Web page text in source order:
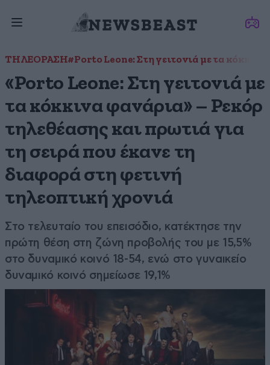
ΤΗΛΕΟΡΑΣΗ#Porto Leone: Στη γειτονιά με τα
«Porto Leone: Στη γειτονιά με
τα κόκκινα φανάρια» – Ρεκόρ
τηλεθέασης και πρωτιά για
τη σειρά που έκανε τη
διαφορά στη φετινή
τηλεοπτική χρονιά
Στο τελευταίο του επεισόδιο, κατέκτησε την
πρώτη θέση στη ζώνη προβολής του με 15,5%
στο δυναμικό κοινό 18-54, ενώ στο γυναικείο
δυναμικό κοινό σημείωσε 19,1%